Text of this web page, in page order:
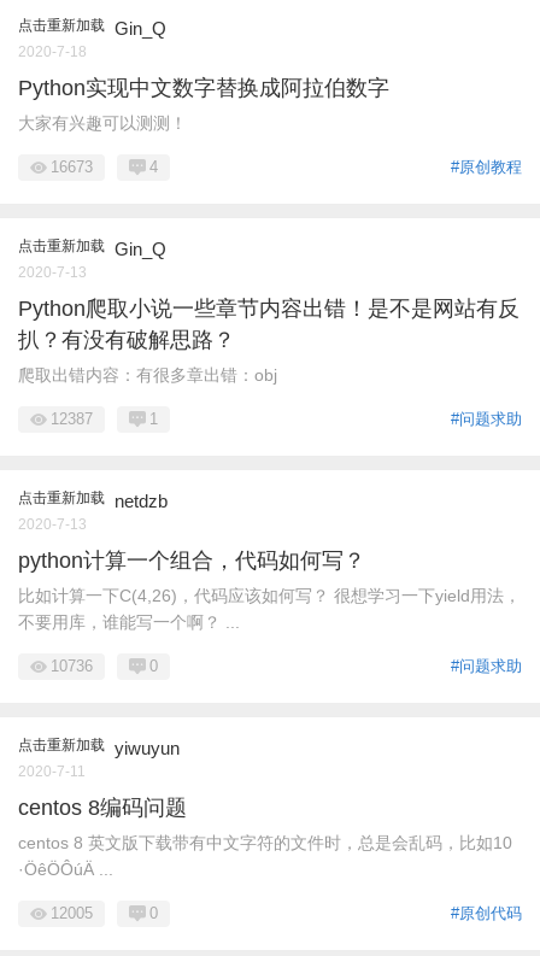
点击重新加载 Gin_Q
2020-7-18
Python实现中文数字替换成阿拉伯数字
大家有兴趣可以测测！
#原创教程
16673 4
点击重新加载 Gin_Q
2020-7-13
Python爬取小说一些章节内容出错！是不是网站有反
扒？有没有破解思路？
爬取出错内容：有很多章出错：obj
#问题求助
12387 1
点击重新加载 netdzb
2020-7-13
python计算一个组合，代码如何写？
比如计算一下C(4,26)，代码应该如何写？ 很想学习一下yield用法，
不要用库，谁能写一个啊？ ...
#问题求助
10736 0
点击重新加载 yiwuyun
2020-7-11
centos 8编码问题
centos 8 英文版下载带有中文字符的文件时，总是会乱码，比如10
·ÖêÖÔúÄ ...
#原创代码
12005 0